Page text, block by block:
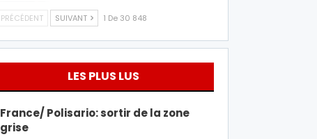
PRÉCÉDENT SUIVANT 1 De 30 848
LES PLUS LUS
France/ Polisario: sortir de la zone
grise